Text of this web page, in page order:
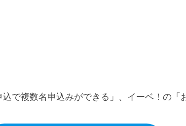
で複数名申込みができる」、イーベ！の「